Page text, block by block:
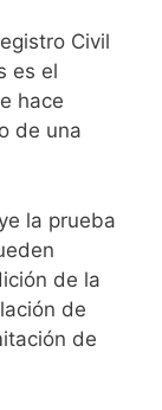
Civil
es el
hace
de una
la prueba
de la
de
de